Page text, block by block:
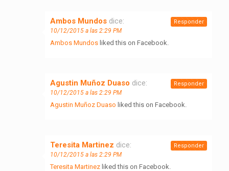
Ambos Mundos dice:
10/12/2015 a las 2:29 PM
Ambos Mundos liked this on Facebook.
Responder
Agustin Muñoz Duaso dice:
10/12/2015 a las 2:29 PM
Agustin Muñoz Duaso liked this on Facebook.
Responder
Teresita Martinez dice:
10/12/2015 a las 2:29 PM
Teresita Martinez liked this on Facebook.
Responder